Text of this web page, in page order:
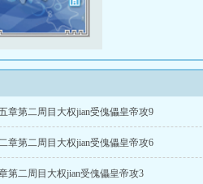
章第二周目大权jian受傀儡皇帝攻9
章第二周目大权jian受傀儡皇帝攻6
第二周目大权jian受傀儡皇帝攻3